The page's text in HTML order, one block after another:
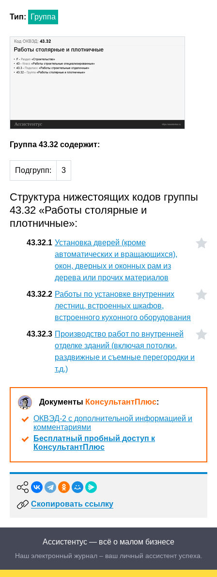
Тип: Группа
Группа 43.32 содержит:
Подгрупп: 3
Структура нижестоящих кодов группы
43.32 «Работы столярные и
плотничные»:
43.32.1 Установка дверей (кроме
автоматических и вращающихся),
окон, дверных и оконных рам из
дерева или прочих материалов
43.32.2 Работы по установке внутренних
лестниц, встроенных шкафов,
встроенного кухонного оборудования
43.32.3 Производство работ по внутренней
отделке зданий (включая потолки,
раздвижные и съемные перегородки и
т.д.)
Документы КонсультантПлюс:
ОКВЭД-2 с дополнительной информацией и
комментариями
Бесплатный пробный доступ к
КонсультантПлюс
Скопировать ссылку
Ассистентус — всё о малом бизнесе
Наш электронный журнал – ваш личный ассистент успеха.